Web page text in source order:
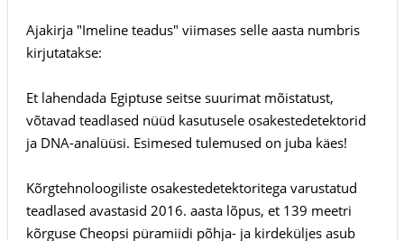
Ajakirja "Imeline teadus" viimases selle aasta numbris
kirjutatakse:
Et lahendada Egiptuse seitse suurimat mõistatust,
võtavad teadlased nüüd kasutusele osakestedetektorid
ja DNA-analüüsi. Esimesed tulemused on juba käes!
Kõrgtehnoloogiliste osakestedetektoritega varustatud
teadlased avastasid 2016. aasta lõpus, et 139 meetri
kõrguse Cheopsi püramiidi põhja- ja kirdeküljes asub